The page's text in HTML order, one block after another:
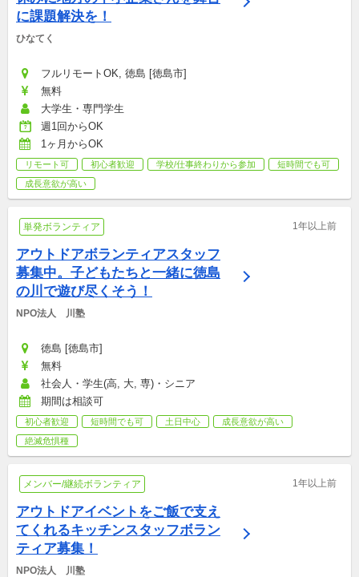
に課題解決を！
ひなてく
フルリモートOK, 徳島 [徳島市]
無料
大学生・専門学生
週1回からOK
1ヶ月からOK
リモート可 初心者歓迎 学校/仕事終わりから参加
短時間でも可
成長意欲が高い
単発ボランティア 1年以上前
アウトドアボランティアスタッフ
募集中。子どもたちと一緒に徳島
の川で遊び尽くそう！
NPO法人　川塾
徳島 [徳島市]
無料
社会人・学生(高, 大, 専)・シニア
期間は相談可
初心者歓迎 短時間でも可 土日中心
成長意欲が高い
絶滅危惧種
メンバー/継続ボランティア 1年以上前
アウトドアイベントをご飯で支え
てくれるキッチンスタッフボラン
ティア募集！
NPO法人　川塾